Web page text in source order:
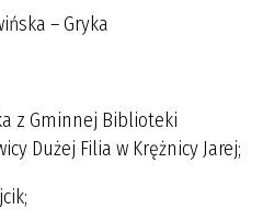
– Gryka
z Gminnej Biblioteki
Dużej Filia w Krężnicy Jarej;